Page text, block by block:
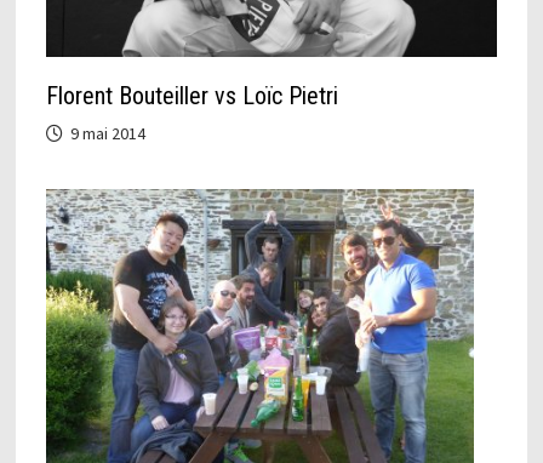
Florent Bouteiller vs Loïc Pietri
9 mai 2014